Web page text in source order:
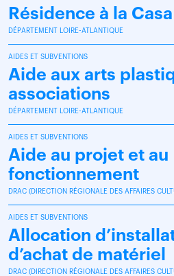
Résidence à la
DÉPARTEMENT LOIRE-ATLANTIQUE
AIDES ET SUBVENTIONS
Aide aux arts
associations
DÉPARTEMENT LOIRE-ATLANTIQUE
AIDES ET SUBVENTIONS
Aide au projet et au
fonctionnement
DRAC (DIRECTION RÉGIONALE DES AFFAIRES
AIDES ET SUBVENTIONS
Allocation
d’achat de matériel
DRAC (DIRECTION RÉGIONALE DES AFFAIRES